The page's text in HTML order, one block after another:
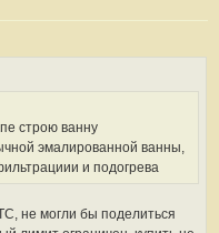
строю ванну
эмалированной ванны,
и подогрева
не могли бы поделиться